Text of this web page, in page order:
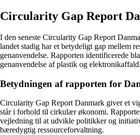
Circularity Gap Report
I den seneste Circularity Gap Report
landet stadig har et betydeligt gap mellem
genanvendelse. Rapporten identificerede
genanvendelse af plastik og elektronikaffald.
Betydningen af rapporten for
Circularity Gap Report Danmark giver et
står i forhold til cirkulær økonomi.
vejledning til at udvikle politikker og
bæredygtig ressourceforvaltning.